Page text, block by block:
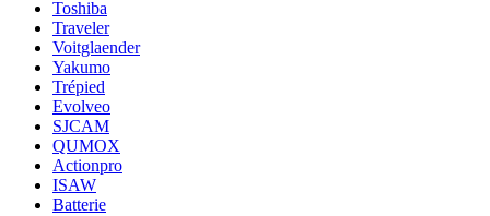
Toshiba
Traveler
Voitglaender
Yakumo
Trépied
Evolveo
SJCAM
QUMOX
Actionpro
ISAW
Batterie